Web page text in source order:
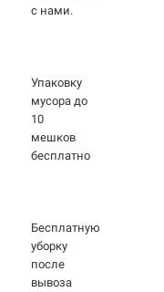
с нами.
Упаковку
мусора до
10
мешков
бесплатно
Бесплатную
уборку
после
вывоза